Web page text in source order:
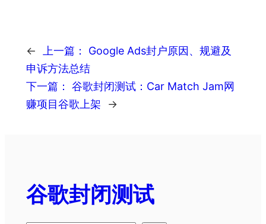
← 上一篇：
Google Ads封户原因、规避及
申诉方法总结
下一篇：
谷歌封闭测试：Car Match Jam网
赚项目谷歌上架
→
谷歌封闭测试